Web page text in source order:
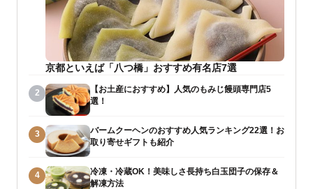
京都といえば「八つ橋」おすすめ有名店7選
2
【お土産におすすめ】人気のもみじ饅頭専門店5
選！
3
バームクーヘンのおすすめ人気ランキング22選！お
取り寄せギフトも紹介
4
冷凍・冷蔵OK！美味しさ長持ち白玉団子の保存＆
解凍方法